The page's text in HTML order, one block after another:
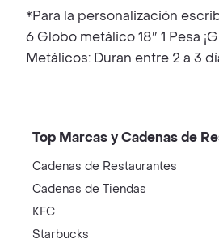
*Para la personalización
6 Globo metálico 18″ 1 Pesa
Metálicos: Duran entre 2 a 3
Top Marcas y Cadenas de
Cadenas de Restaurantes
Cadenas de Tiendas
KFC
Starbucks